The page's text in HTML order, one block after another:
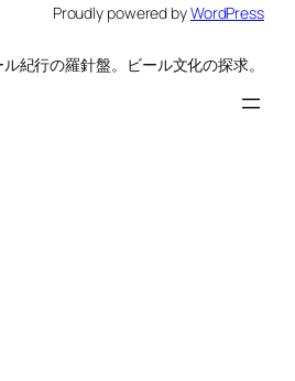
Proudly powered byWordPress
ル紀行の羅針盤。ビール文化の探求。